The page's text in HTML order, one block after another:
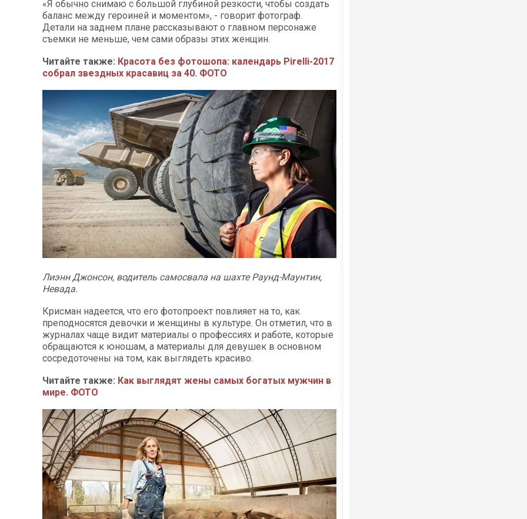
«Я обычно снимаю с большой глубиной резкости, чтобы создать
баланс между героиней и моментом», - говорит фотограф.
Детали на заднем плане рассказывают о главном персонаже
съемки не меньше, чем сами образы этих женщин.
Читайте также: Красота без фотошопа: календарь Pirelli-2017
собрал звездных красавиц за 40. ФОТО
Лиэнн Джонсон, водитель самосвала на шахте Раунд-Маунтин,
Невада.
Крисман надеется, что его фотопроект повлияет на то, как
преподносятся девочки и женщины в культуре. Он отметил, что в
журналах чаще видит материалы о профессиях и работе, которые
обращаются к юношам, а материалы для девушек в основном
сосредоточены на том, как выглядеть красиво.
Читайте также: Как выглядят жены самых богатых мужчин в
мире. ФОТО